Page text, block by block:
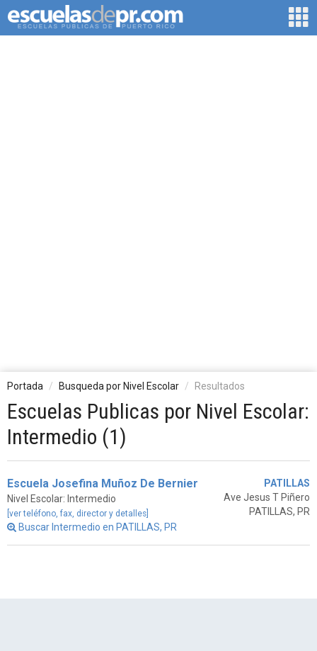
Portada Busqueda por Nivel Escolar Resultados
Escuelas Publicas por Nivel Escolar:
Intermedio (1)
Escuela Josefina Muñoz De Bernier
Nivel Escolar: Intermedio
[ver teléfono, fax, director y detalles]
Buscar Intermedio en PATILLAS, PR
PATILLAS
Ave Jesus T Piñero
PATILLAS, PR